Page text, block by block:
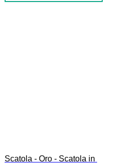
Scatola - Oro - Scatola in